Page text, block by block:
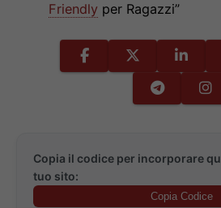
Friendly per Ragazzi”
Copia il codice per incorporare
tuo sito:
Copia Codice